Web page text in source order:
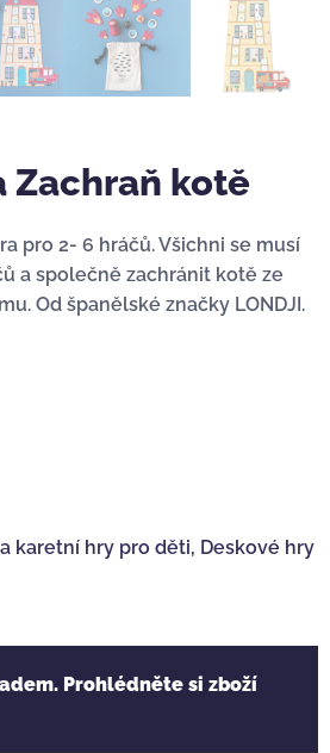
Zachraň kotě
pro 2- 6 hráčů. Všichni se musí
a společně zachránit kotě ze
Od španělské značky LONDJI.
karetní hry pro děti, Deskové hry
Prohlédněte si zboží